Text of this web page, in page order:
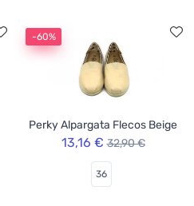
-60%
Perky Alpargata Flecos Beige
13,16 € 32,90 €
36